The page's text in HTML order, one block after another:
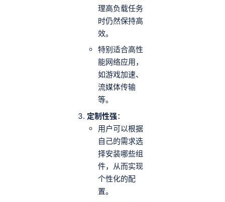
理高负载任务
时仍然保持高
效。
特别适合高性
能网络应用，
如游戏加速、
流媒体传输
等。
定制性强：
用户可以根据
自己的需求选
择安装哪些组
件，从而实现
个性化的配
置。